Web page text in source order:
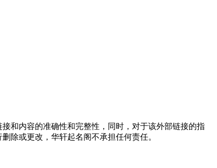
和内容的准确性和完整性，同时，对于该外部链接的指
除或更改，华轩起名阁不承担任何责任。